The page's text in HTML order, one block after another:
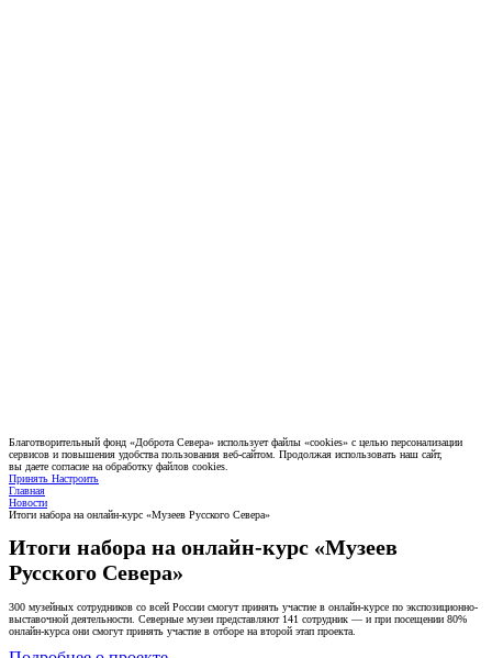
Благотворительный фонд «Доброта Севера» использует файлы «cookies» с целью персонализации
сервисов и повышения удобства пользования веб-сайтом. Продолжая использовать наш сайт,
вы даете согласие на обработку файлов cookies.
Принять Настроить
Главная
Новости
Итоги набора на онлайн-курс «Музеев Русского Севера»
Итоги набора на онлайн-курс «Музеев
Русского Севера»
300 музейных сотрудников со всей России смогут принять участие в онлайн-курсе по экспозиционно-
выставочной деятельности. Северные музеи представляют 141 сотрудник — и при посещении 80%
онлайн-курса они смогут принять участие в отборе на второй этап проекта.